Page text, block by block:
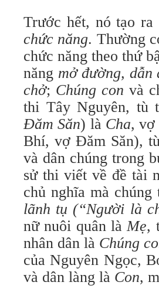
Trước hết, nó tạo ra
chức năng. Thường
chức năng theo thứ
năng mở đường, dẫn
chở; Chúng convà
thi Tây Nguyên, tù
Đăm Săn) là Cha,
Bhí, vợ Đăm Săn),
và dân chúng trong
sử thi viết về đề tài
chủ nghĩa mà
lãnh tụ (“Người là
nữ nuôi quân làMẹ,
nhân dân là Chúng
của Nguyên Ngọc,
và dân làng là Con,